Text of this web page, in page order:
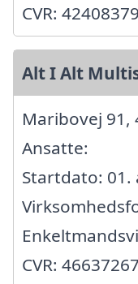
CVR: 42408379
Alt I Alt
Maribovej 91,
Ansatte:
Startdato: 01.
CVR: 46637267